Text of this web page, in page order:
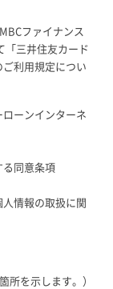
ファイナンス
「三井住友カード
利用規定につい
ーンインターネ
る同意条項
情報の取扱に関
所を示します。）